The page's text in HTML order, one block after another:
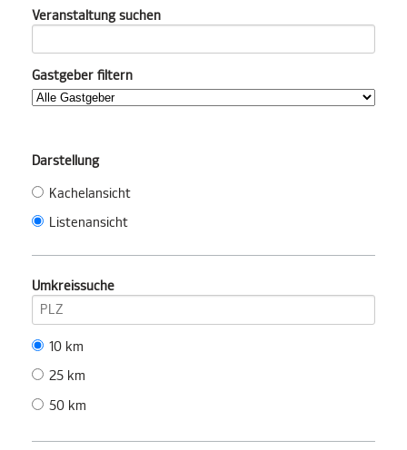
Veranstaltung suchen
Gastgeber filtern
Darstellung
Kachelansicht
Listenansicht
Umkreissuche
10 km
25 km
50 km